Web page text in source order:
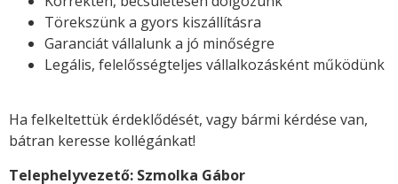
Törekszünk a gyors kiszállításra
Garanciát vállalunk a jó minőségre
Legális, felelősségteljes vállalkozásként működünk
Ha felkeltettük érdeklődését, vagy bármi kérdése van,
bátran keresse kollégánkat!
Telephelyvezető: Szmolka Gábor